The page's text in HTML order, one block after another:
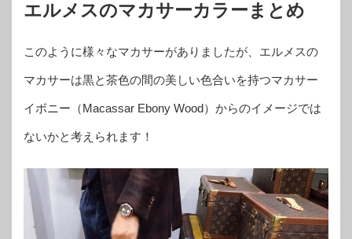
エルメスのマカサーカラーまとめ
このように様々なマカサーがありましたが、エルメスの
マカサーは黒と茶色の間の美しい色合いを持つマカサー
イボニー（Macassar Ebony Wood）からのイメージでは
ないかと考えられます！